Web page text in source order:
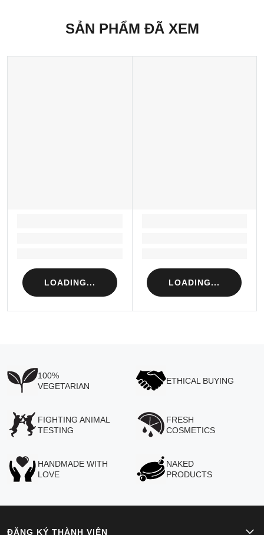
SẢN PHẨM ĐÃ XEM
LOADING... LOADING...
100%
VEGETARIAN
ETHICAL BUYING
FIGHTING ANIMAL
TESTING
FRESH
COSMETICS
HANDMADE WITH
LOVE
NAKED
PRODUCTS
ĐĂNG KÝ THÀNH VIÊN